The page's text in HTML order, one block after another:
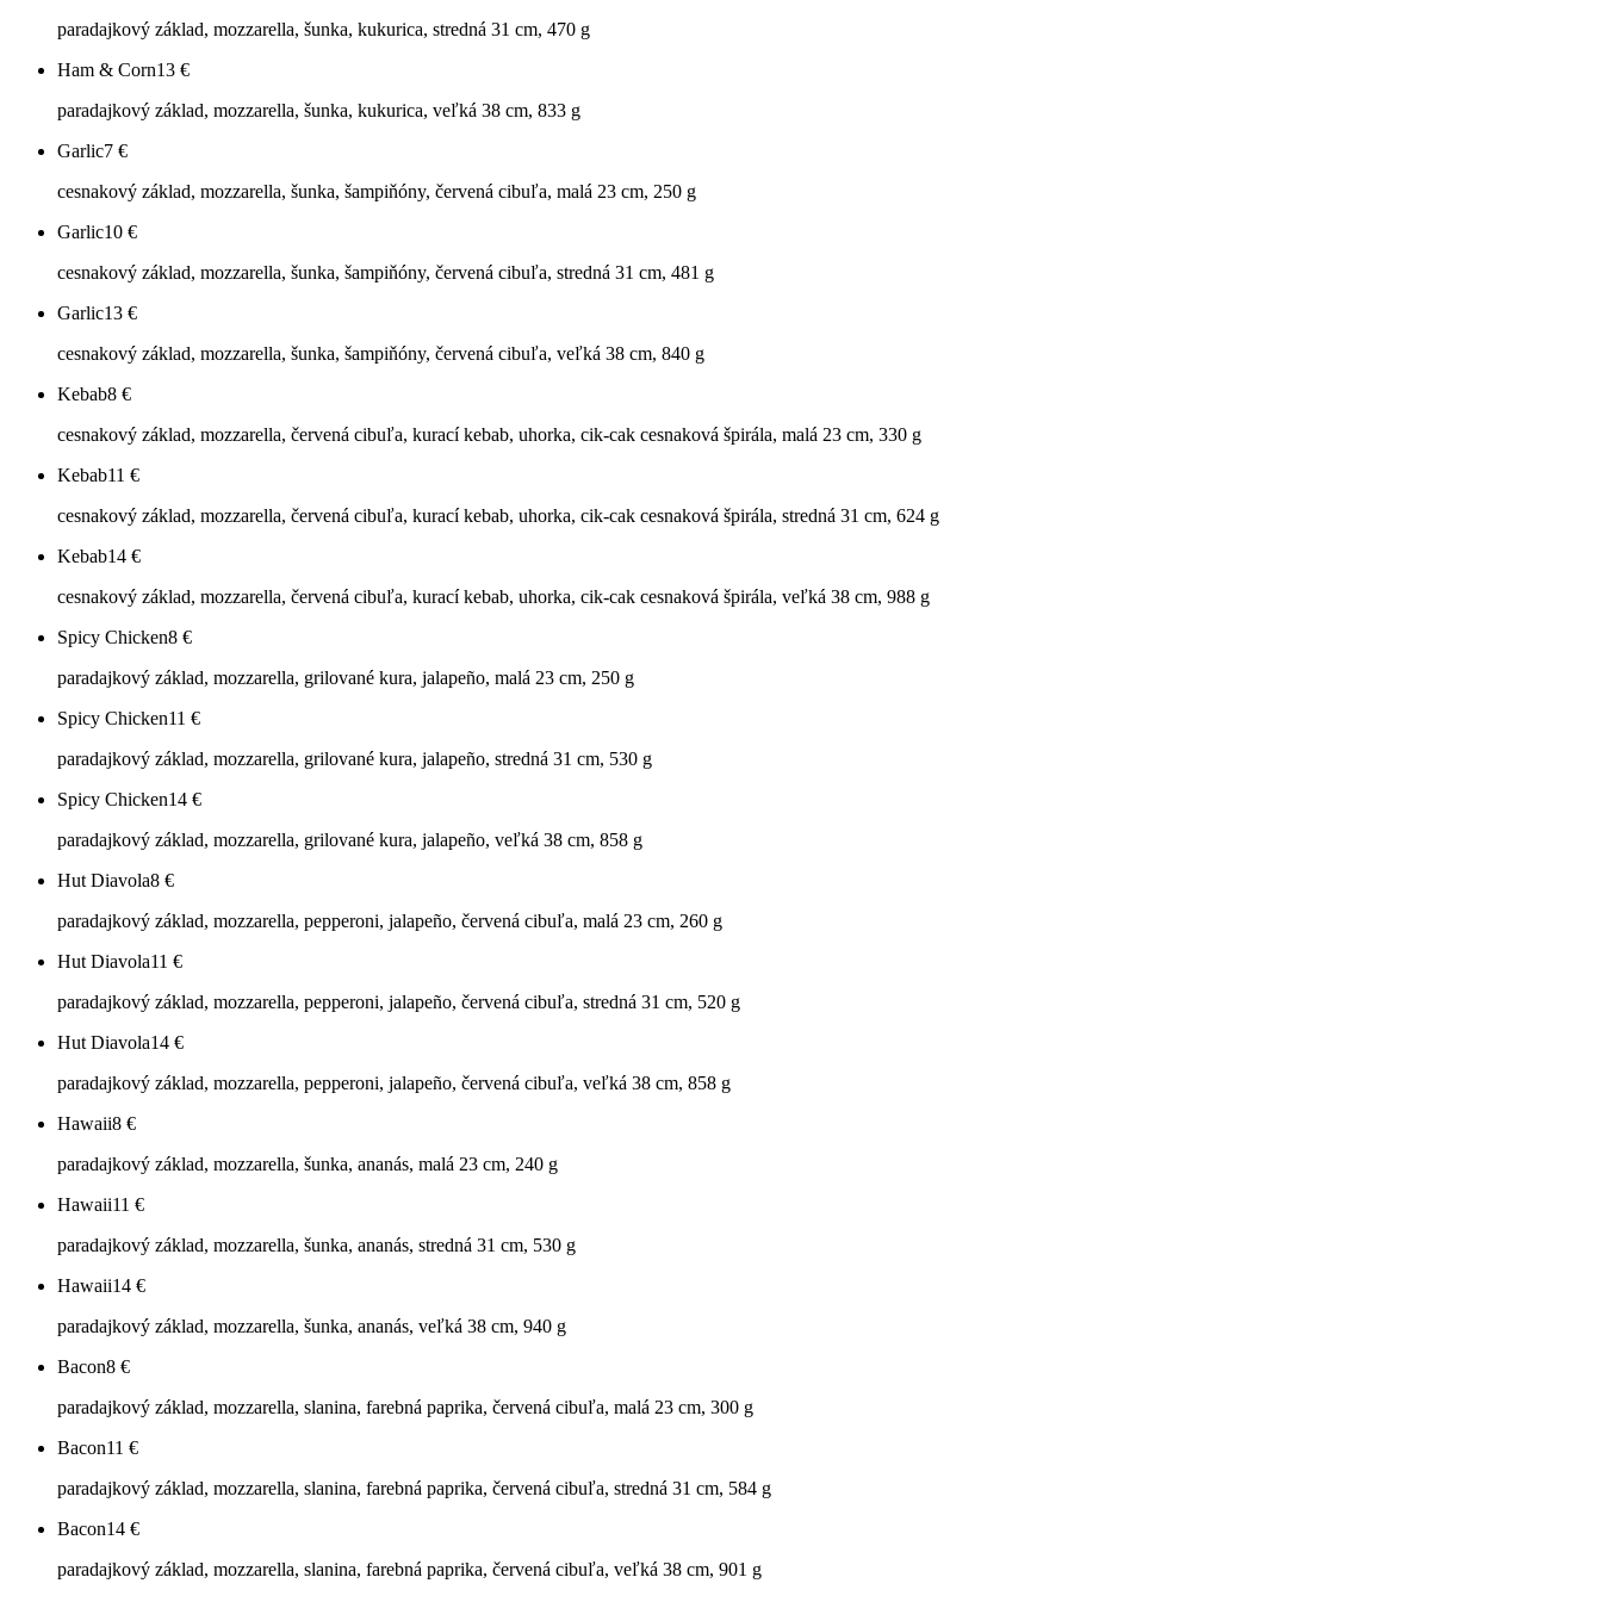
paradajkový základ, mozzarella, šunka, kukurica, stredná 31 cm, 470 g
Ham & Corn13 €
paradajkový základ, mozzarella, šunka, kukurica, veľká 38 cm, 833 g
Garlic7 €
cesnakový základ, mozzarella, šunka, šampiňóny, červená cibuľa, malá 23 cm, 250 g
Garlic10 €
cesnakový základ, mozzarella, šunka, šampiňóny, červená cibuľa, stredná 31 cm, 481 g
Garlic13 €
cesnakový základ, mozzarella, šunka, šampiňóny, červená cibuľa, veľká 38 cm, 840 g
Kebab8 €
cesnakový základ, mozzarella, červená cibuľa, kurací kebab, uhorka, cik-cak cesnaková špirála, malá 23 cm, 330 g
Kebab11 €
cesnakový základ, mozzarella, červená cibuľa, kurací kebab, uhorka, cik-cak cesnaková špirála, stredná 31 cm, 624 g
Kebab14 €
cesnakový základ, mozzarella, červená cibuľa, kurací kebab, uhorka, cik-cak cesnaková špirála, veľká 38 cm, 988 g
Spicy Chicken8 €
paradajkový základ, mozzarella, grilované kura, jalapeño, malá 23 cm, 250 g
Spicy Chicken11 €
paradajkový základ, mozzarella, grilované kura, jalapeño, stredná 31 cm, 530 g
Spicy Chicken14 €
paradajkový základ, mozzarella, grilované kura, jalapeño, veľká 38 cm, 858 g
Hut Diavola8 €
paradajkový základ, mozzarella, pepperoni, jalapeño, červená cibuľa, malá 23 cm, 260 g
Hut Diavola11 €
paradajkový základ, mozzarella, pepperoni, jalapeño, červená cibuľa, stredná 31 cm, 520 g
Hut Diavola14 €
paradajkový základ, mozzarella, pepperoni, jalapeño, červená cibuľa, veľká 38 cm, 858 g
Hawaii8 €
paradajkový základ, mozzarella, šunka, ananás, malá 23 cm, 240 g
Hawaii11 €
paradajkový základ, mozzarella, šunka, ananás, stredná 31 cm, 530 g
Hawaii14 €
paradajkový základ, mozzarella, šunka, ananás, veľká 38 cm, 940 g
Bacon8 €
paradajkový základ, mozzarella, slanina, farebná paprika, červená cibuľa, malá 23 cm, 300 g
Bacon11 €
paradajkový základ, mozzarella, slanina, farebná paprika, červená cibuľa, stredná 31 cm, 584 g
Bacon14 €
paradajkový základ, mozzarella, slanina, farebná paprika, červená cibuľa, veľká 38 cm, 901 g